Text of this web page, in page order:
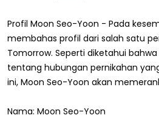
Profil Moon Seo-Yoon - Pada
membahas profil dari salah satu
Tomorrow. Seperti diketahui
tentang hubungan pernikahan
ini, Moon Seo-Yoon akan
Nama: Moon Seo-Yoon